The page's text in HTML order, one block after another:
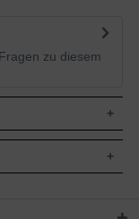
zu diesem